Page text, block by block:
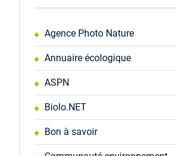
Agence Photo Nature
Annuaire écologique
ASPN
Biolo.NET
Bon à savoir